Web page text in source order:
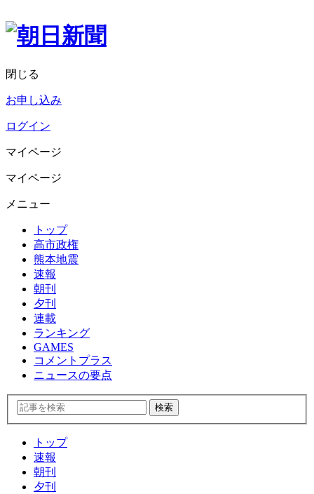
閉じる
お申し込み
ログイン
マイページ
マイページ
メニュー
トップ
高市政権
熊本地震
速報
朝刊
夕刊
連載
ランキング
GAMES
コメントプラス
ニュースの要点
トップ
速報
朝刊
夕刊